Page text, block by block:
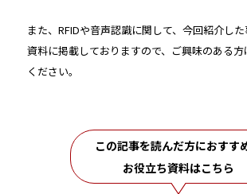
また、RFIDや音声認識に関して、今回紹介し
資料に掲載しておりますので、ご興味のある
ください。
この記事を読んだ方におすす
お役立ち資料はこちら